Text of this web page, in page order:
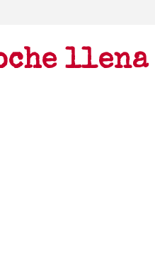
llena